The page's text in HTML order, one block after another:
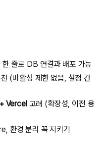
한 줄로 DB 연결과 배포 가능
(비활성 제한 없음, 설정 간
Vercel고려 (확장성, 이전 용
환경 분리 꼭 지키기